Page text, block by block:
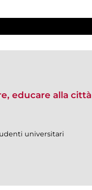
educare alla città
universitari